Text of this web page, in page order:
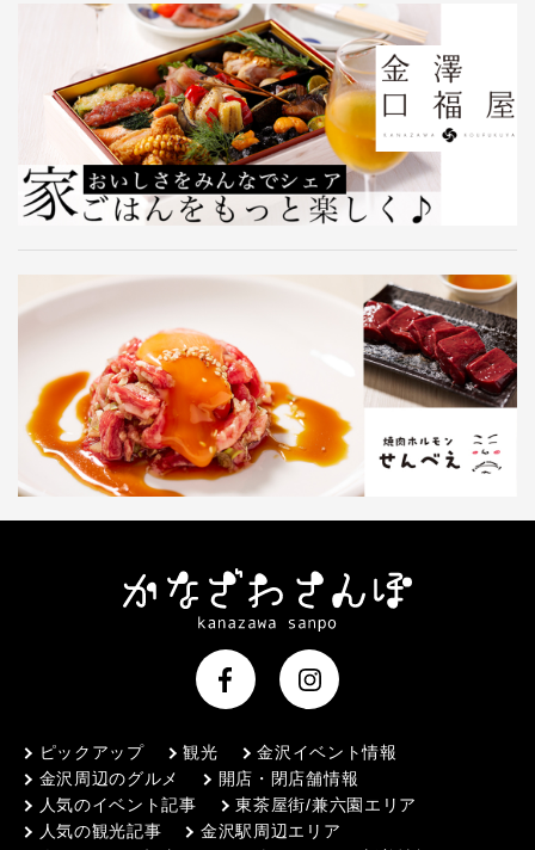
ピックアップ 観光
金沢イベント情報
金沢周辺のグルメ
開店・閉店舗情報
人気のイベント記事
東茶屋街/兼六園エリア
人気の観光記事
金沢駅周辺エリア